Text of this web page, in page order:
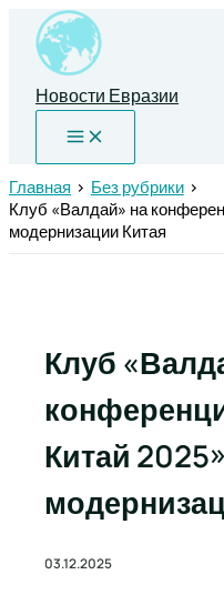
Перейти
содержимому
Новости Евразии
Главная
Без рубрики
Клуб «Валдай» на
модернизации Китая
Клуб
Китай
03.12.2025